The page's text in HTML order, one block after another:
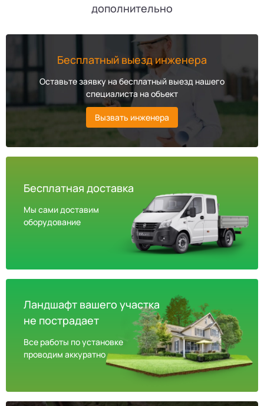
дополнительно
Бесплатный выезд инженера
Оставьте заявку на бесплатный выезд нашего
специалиста на объект
Вызвать инженера
Бесплатная доставка
Мы сами доставим
оборудование
Ландшафт вашего участка
не пострадает
Все работы по установке
проводим аккуратно